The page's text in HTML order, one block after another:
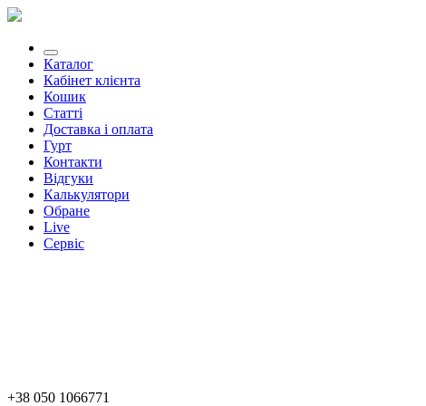
Каталог
Кабінет клієнта
Кошик
Статті
Доставка і оплата
Гурт
Контакти
Відгуки
Калькулятори
Обране
Live
Сервіс
+38 050 1066771